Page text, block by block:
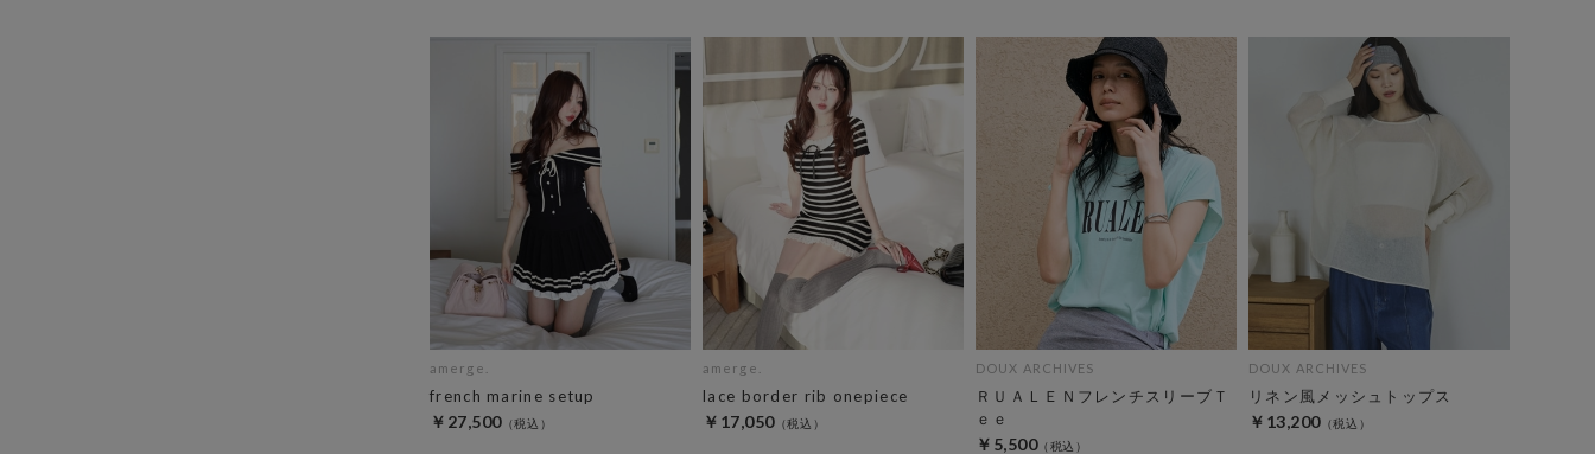
amerge.
french marine setup
￥27,500
amerge.
lace border rib onepiece
￥17,050
DOUX ARCHIVES
ＲＵＡＬＥＮフレンチスリーブＴ
ｅｅ
￥5,500
DOUX ARCHIVES
リネン風メッシュトップス
￥13,200